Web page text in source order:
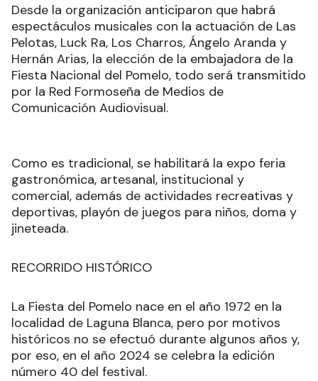
Desde la organización anticiparon que habrá
espectáculos musicales con la actuación de Las
Pelotas, Luck Ra, Los Charros, Ángelo Aranda y
Hernán Arias, la elección de la embajadora de la
Fiesta Nacional del Pomelo, todo será transmitido
por la Red Formoseña de Medios de
Comunicación Audiovisual.
Como es tradicional, se habilitará la expo feria
gastronómica, artesanal, institucional y
comercial, además de actividades recreativas y
deportivas, playón de juegos para niños, doma y
jineteada.
RECORRIDO HISTÓRICO
La Fiesta del Pomelo nace en el año 1972 en la
localidad de Laguna Blanca, pero por motivos
históricos no se efectuó durante algunos años y,
por eso, en el año 2024 se celebra la edición
número 40 del festival.